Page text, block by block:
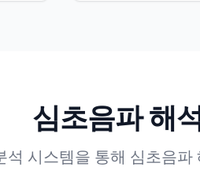
심초음파 해
석 시스템을 통해 심초음